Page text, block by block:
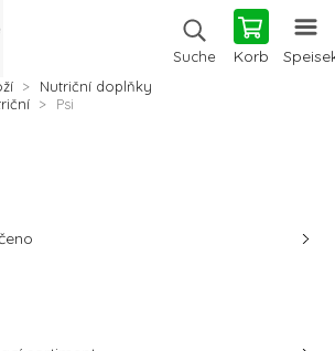
Suche Korb
Nutriční doplňky
Psi